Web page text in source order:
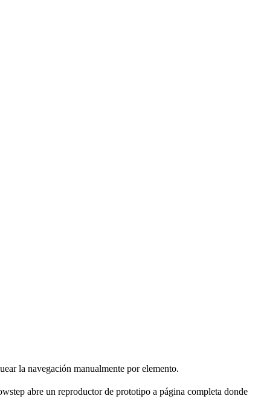
la navegación manualmente por elemento.
abre un reproductor de prototipo a página completa donde